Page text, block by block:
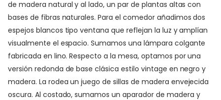
de madera natural y al lado, un par de plantas altas con
bases de fibras naturales. Para el comedor añadimos dos
espejos blancos tipo ventana que reflejan la luz y amplían
visualmente el espacio. Sumamos una lámpara colgante
fabricada en lino. Respecto a la mesa, optamos por una
versión redonda de base clásica estilo vintage en negro y
madera. La rodea un juego de sillas de madera envejecida
oscura. Al costado, sumamos un aparador de madera y